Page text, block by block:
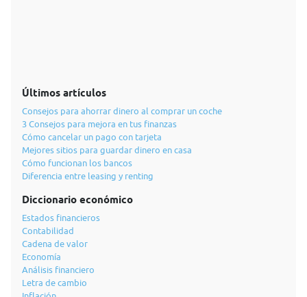
Últimos artículos
Consejos para ahorrar dinero al comprar un coche
3 Consejos para mejora en tus finanzas
Cómo cancelar un pago con tarjeta
Mejores sitios para guardar dinero en casa
Cómo funcionan los bancos
Diferencia entre leasing y renting
Diccionario económico
Estados financieros
Contabilidad
Cadena de valor
Economía
Análisis financiero
Letra de cambio